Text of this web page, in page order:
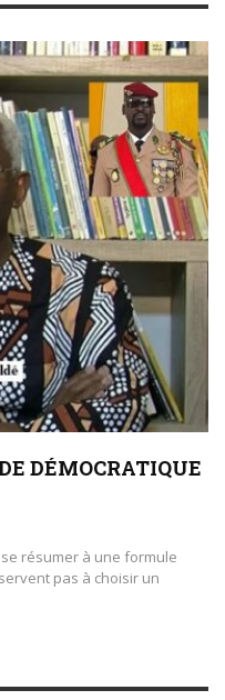
DÉMOCRATIQUE
résumer à une formule
pas à choisir un